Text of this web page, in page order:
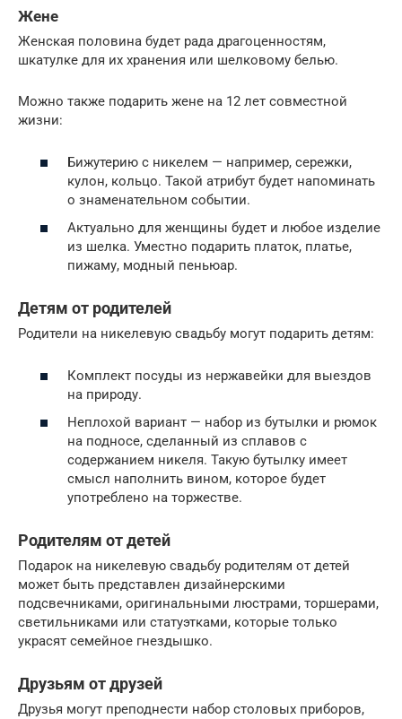
Жене
Женская половина будет рада драгоценностям,
шкатулке для их хранения или шелковому белью.
Можно также подарить жене на 12 лет совместной
жизни:
Бижутерию с никелем — например, сережки,
кулон, кольцо. Такой атрибут будет напоминать
о знаменательном событии.
Актуально для женщины будет и любое изделие
из шелка. Уместно подарить платок, платье,
пижаму, модный пеньюар.
Детям от родителей
Родители на никелевую свадьбу могут подарить детям:
Комплект посуды из нержавейки для выездов
на природу.
Неплохой вариант — набор из бутылки и рюмок
на подносе, сделанный из сплавов с
содержанием никеля. Такую бутылку имеет
смысл наполнить вином, которое будет
употреблено на торжестве.
Родителям от детей
Подарок на никелевую свадьбу родителям от детей
может быть представлен дизайнерскими
подсвечниками, оригинальными люстрами, торшерами,
светильниками или статуэтками, которые только
украсят семейное гнездышко.
Друзьям от друзей
Друзья могут преподнести набор столовых приборов,